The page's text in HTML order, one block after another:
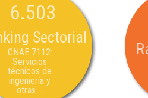
6.503
Sectorial
CNAE 7112:
Servicios
técnicos de
ingeniería y
otras ...